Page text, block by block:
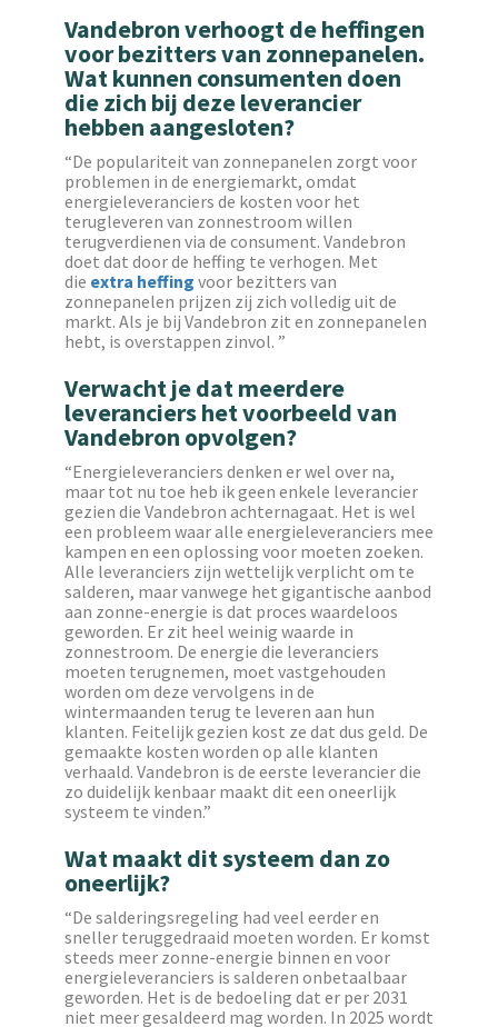
Vandebron verhoogt de heffingen
voor bezitters van zonnepanelen.
Wat kunnen consumenten doen
die zich bij deze leverancier
hebben aangesloten?
“‌De populariteit van zonnepanelen zorgt voor
problemen in de energiemarkt, omdat
energieleveranciers de kosten voor het
terugleveren van zonnestroom willen
terugverdienen via de consument. Vandebron
doet dat door de heffing te verhogen. Met
die extra heffing voor bezitters van
zonnepanelen prijzen zij zich volledig uit de
markt. Als je bij Vandebron zit en zonnepanelen
hebt, is overstappen zinvol. ”
Verwacht je dat meerdere
leveranciers het voorbeeld van
Vandebron opvolgen?
“Energieleveranciers denken er wel over na,
maar tot nu toe heb ik geen enkele leverancier
gezien die Vandebron achternagaat. Het is wel
een probleem waar alle energieleveranciers mee
kampen en een oplossing voor moeten zoeken.
Alle leveranciers zijn wettelijk verplicht om te
salderen, maar vanwege het gigantische aanbod
aan zonne-energie is dat proces waardeloos
geworden. Er zit heel weinig waarde in
zonnestroom. De energie die leveranciers
moeten terugnemen, moet vastgehouden
worden om deze vervolgens in de
wintermaanden terug te leveren aan hun
klanten. Feitelijk gezien kost ze dat dus geld. De
gemaakte kosten worden op alle klanten
verhaald. Vandebron is de eerste leverancier die
zo duidelijk kenbaar maakt dit een oneerlijk
systeem te vinden.”
Wat maakt dit systeem dan zo
oneerlijk?
“De salderingsregeling had veel eerder en
sneller teruggedraaid moeten worden. Er komst
steeds meer zonne-energie binnen en voor
energieleveranciers is salderen onbetaalbaar
geworden. Het is de bedoeling dat er per 2031
niet meer gesaldeerd mag worden. In 2025 wordt